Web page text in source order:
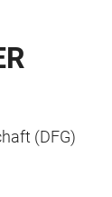
(DFG)